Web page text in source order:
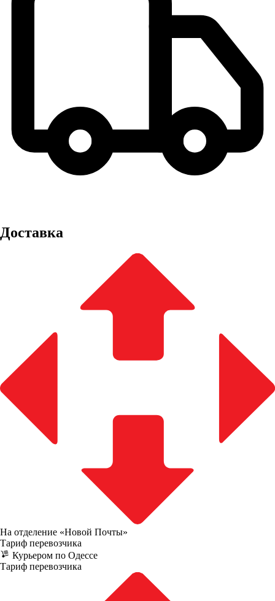
Доставка
На отделение «Новой Почты»
Тариф перевозчика
Курьером по Одессе
Тариф перевозчика